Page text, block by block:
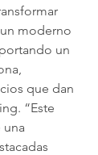
moderno
un
que dan
“Este